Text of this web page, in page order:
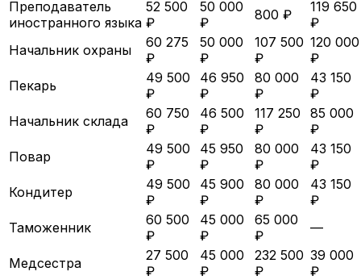
Преподаватель
иностранного языка
52 500
₽
50 000
₽
800 ₽
119 650
₽
Начальник охраны
60 275
₽
50 000
₽
107 500
₽
120 000
₽
Пекарь
49 500
₽
46 950
₽
80 000
₽
43 150
₽
Начальник склада
60 750
₽
46 500
₽
117 250
₽
85 000
₽
Повар
49 500
₽
45 950
₽
80 000
₽
43 150
₽
Кондитер
49 500
₽
45 900
₽
80 000
₽
43 150
₽
Таможенник
60 500
₽
45 000
₽
65 000
₽
—
Медсестра
27 500
₽
45 000
₽
232 500
₽
39 000
₽